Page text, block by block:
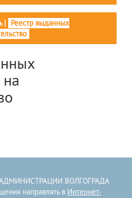
| Реестр выданных
ВОЛГОГРАДА
направлять в Интернет-